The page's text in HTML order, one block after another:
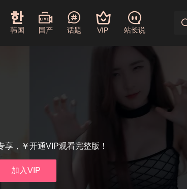
韩国 国产 话题 VIP 站长说
享，￥开通VIP观看完整版！
加入VIP